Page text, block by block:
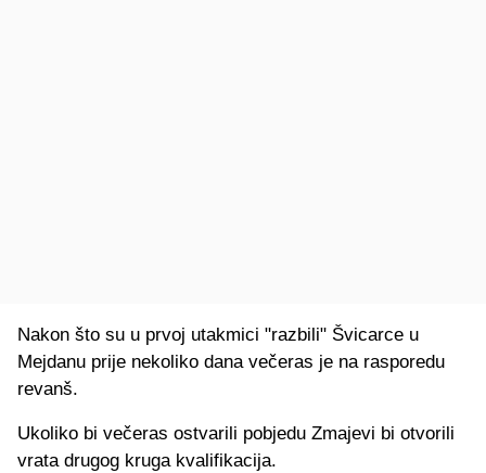
Nakon što su u prvoj utakmici "razbili" Švicarce u
Mejdanu prije nekoliko dana večeras je na rasporedu
revanš.
Ukoliko bi večeras ostvarili pobjedu Zmajevi bi otvorili
vrata drugog kruga kvalifikacija.